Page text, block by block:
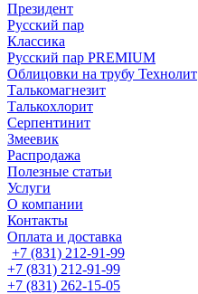
Президент
Русский пар
Классика
Русский пар PREMIUM
Облицовки на трубу Технолит
Талькомагнезит
Талькохлорит
Серпентинит
Змеевик
Распродажа
Полезные статьи
Услуги
О компании
Контакты
Оплата и доставка
+7 (831) 212-91-99
+7 (831) 212-91-99
+7 (831) 262-15-05